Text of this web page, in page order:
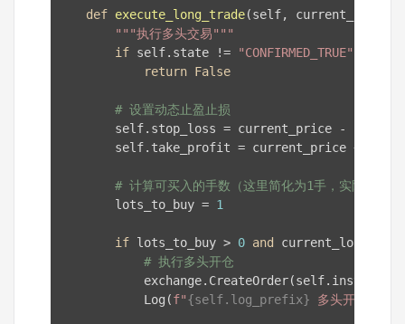
def execute_long_trade(self, current_price,
"""执行多头交易"""
if self.state != "CONFIRMED_TRUE"
return False
# 设置动态止盈止损
self.stop_loss = current_price -
self.take_profit = current_price +
# 计算可买入的手数（这里简化为1手，实际应根
        lots_to_buy =
1
if lots_to_buy > 0 and
# 执行多头开仓
            Log(
f"{self.log_prefix} 多头开仓：数